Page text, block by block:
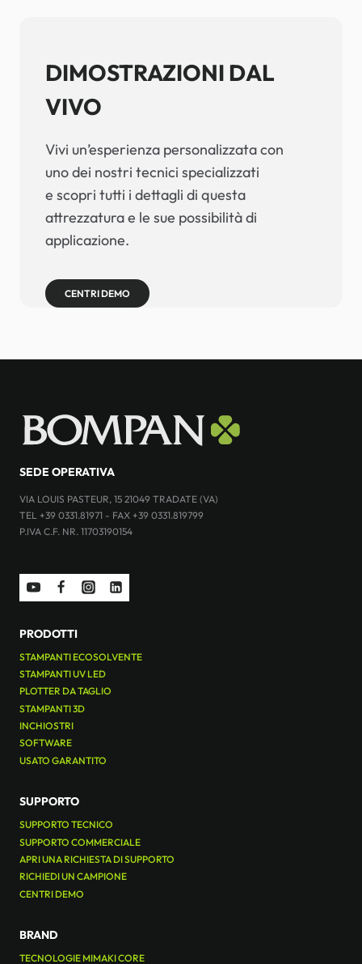
DIMOSTRAZIONI DAL
VIVO
Vivi un’esperienza personalizzata con
uno dei nostri tecnici specializzati
e scopri tutti i dettagli di questa
attrezzatura e le sue possibilità di
applicazione.
CENTRI DEMO
SEDE OPERATIVA
VIA LOUIS PASTEUR, 15 21049 TRADATE (VA)
TEL +39 0331.81971 - FAX +39 0331.819799
P.IVA C.F. NR. 11703190154
PRODOTTI
STAMPANTI ECOSOLVENTE
STAMPANTI UV LED
PLOTTER DA TAGLIO
STAMPANTI 3D
INCHIOSTRI
SOFTWARE
USATO GARANTITO
SUPPORTO
SUPPORTO TECNICO
SUPPORTO COMMERCIALE
APRI UNA RICHIESTA DI SUPPORTO
RICHIEDI UN CAMPIONE
CENTRI DEMO
BRAND
TECNOLOGIE MIMAKI CORE